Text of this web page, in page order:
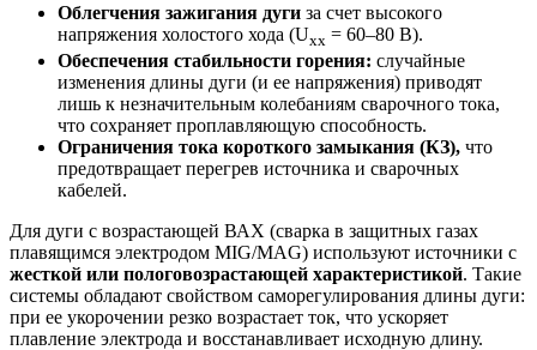
Облегчения зажигания дуги за счет высокого
напряжения холостого хода (Uхх = 60–80 В).
Обеспечения стабильности горения: случайные
изменения длины дуги (и ее напряжения) приводят
лишь к незначительным колебаниям сварочного тока,
что сохраняет проплавляющую способность.
Ограничения тока короткого замыкания (КЗ), что
предотвращает перегрев источника и сварочных
кабелей.
Для дуги с возрастающей ВАХ (сварка в защитных газах
плавящимся электродом MIG/MAG) используют источники с
жесткой или пологовозрастающей характеристикой. Такие
системы обладают свойством саморегулирования длины дуги:
при ее укорочении резко возрастает ток, что ускоряет
плавление электрода и восстанавливает исходную длину.